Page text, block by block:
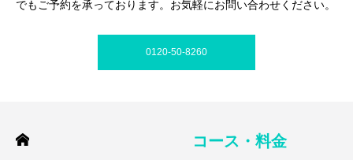
でもご予約を承っております。お気軽にお問い合わせください。
0120-50-8260
コース・料金